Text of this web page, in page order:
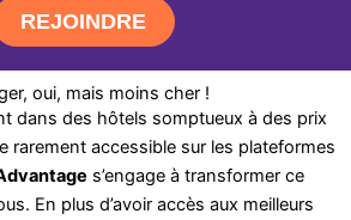
REJOINDRE
oui, mais moins cher !
dans des hôtels somptueux à des prix
rarement accessible sur les plateformes
s’engage à transformer ce
En plus d’avoir accès aux meilleurs